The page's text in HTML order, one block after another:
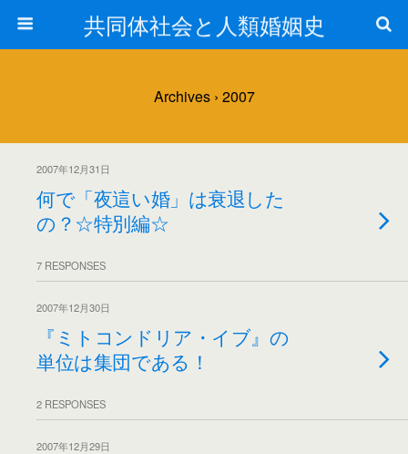
共同体社会と人類婚姻史
Archives › 2007
2007年12月31日
何で「夜這い婚」は衰退した
の？☆特別編☆
7 RESPONSES
2007年12月30日
『ミトコンドリア・イブ』の
単位は集団である！
2 RESPONSES
2007年12月29日